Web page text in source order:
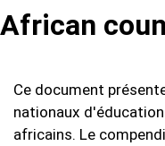
African
Ce document
nationaux
africains. Le